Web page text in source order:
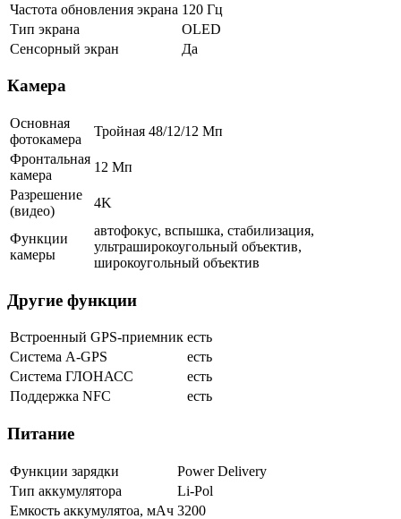
Частота обновления экрана 120 Гц
Тип экрана
OLED
Сенсорный экран
Да
Камера
Основная
фотокамера
Тройная 48/12/12 Мп
Фронтальная
камера
12 Мп
Разрешение
(видео)
4K
Функции
камеры
автофокус, вспышка, стабилизация,
ультраширокоугольный объектив,
широкоугольный объектив
Другие функции
Встроенный GPS-приемник есть
Cистема A-GPS
есть
Система ГЛОНАСС
есть
Поддержка NFC
есть
Питание
Функции зарядки
Power Delivery
Тип аккумулятора
Li-Pol
Емкость аккумулятоа, мАч 3200